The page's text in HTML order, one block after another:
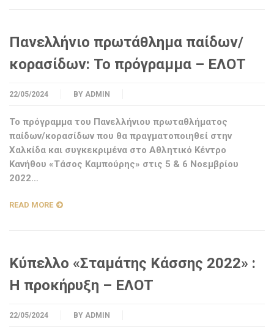
Πανελλήνιο πρωτάθλημα παίδων/
κορασίδων: Το πρόγραμμα – ΕΛΟΤ
22/05/2024 BY ADMIN
Το πρόγραμμα του Πανελλήνιου πρωταθλήματος
παίδων/κορασίδων που θα πραγματοποιηθεί στην
Χαλκίδα και συγκεκριμένα στο Αθλητικό Κέντρο
Κανήθου «Τάσος Καμπούρης» στις 5 & 6 Νοεμβρίου
2022…
READ MORE
Κύπελλο «Σταμάτης Κάσσης 2022» :
Η προκήρυξη – ΕΛΟΤ
22/05/2024 BY ADMIN